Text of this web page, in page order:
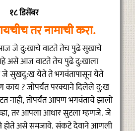
१८ डिसेंबर
तर नामाची करा.
जे दु:खाचे वाटते तेच पुढे सुखाचे
असे आज वाटते तेच पुढे दु:खाला
जे सुखदु:ख येते ते भगवंतापासून येते
काय ? जोपर्यंत परक्याने दिलेले दु:ख
नाही, तोपर्यंत आपण भगवंताचे झालो
तर आपला आधार सुटला म्हणजे. जे
होते असे समजावे. संकटे देवाने आणली